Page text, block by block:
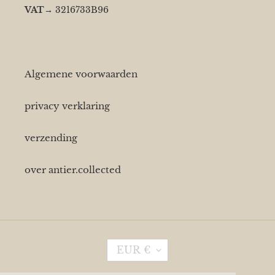
VAT→ 3216733B96
Algemene voorwaarden
privacy verklaring
verzending
over antier.collected
V
L
U
EUR €